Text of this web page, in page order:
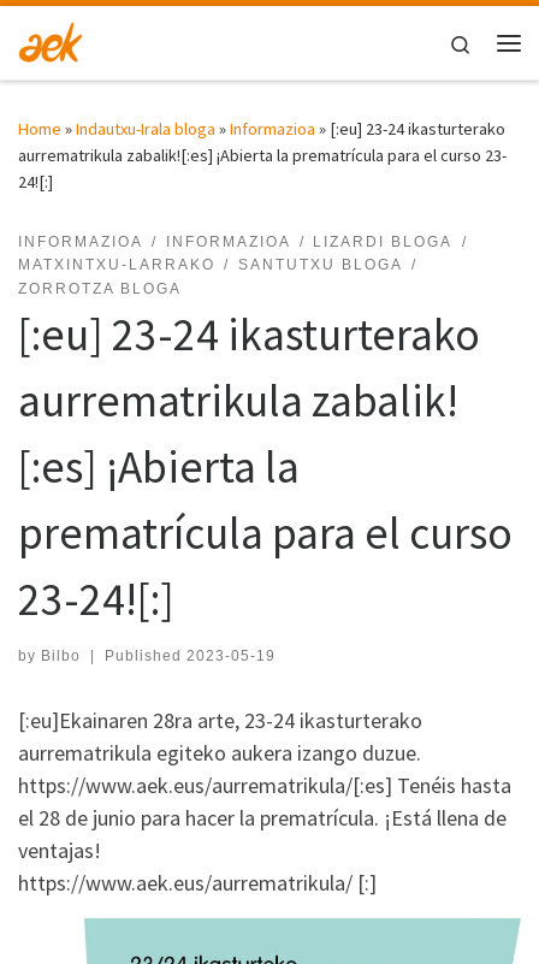
Skip to content
Search
Home »Indautxu-Irala bloga »Informazioa » [:eu] 23-24 ikasturterako
aurrematrikula zabalik![:es] ¡Abierta la prematrícula para el curso 23-
24![:]
INFORMAZIOA INFORMAZIOA
LIZARDI BLOGA
MATXINTXU-LARRAKO
SANTUTXU BLOGA
ZORROTZA BLOGA
[:eu] 23-24 ikasturterako
aurrematrikula zabalik!
[:es] ¡Abierta la
prematrícula para el curso
23-24![:]
by Bilbo Published 2023-05-19
[:eu]Ekainaren 28ra arte, 23-24 ikasturterako
aurrematrikula egiteko aukera izango duzue.
https://www.aek.eus/aurrematrikula/[:es] Tenéis hasta
el 28 de junio para hacer la prematrícula. ¡Está llena de
ventajas!
https://www.aek.eus/aurrematrikula/ [:]